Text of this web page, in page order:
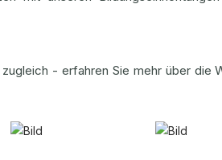
- erfahren Sie mehr über die